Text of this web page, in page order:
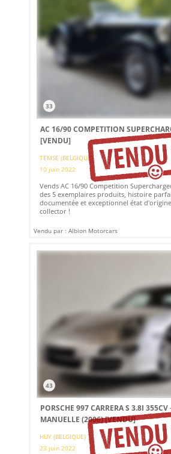
33
AC 16/90 COMPETITION
[VENDU]
TEMSE (BELGIQUE)
10 juin 2022
Vends AC 16/90 Competition
des 5 exemplaires produits, histoire
documentée et exceptionnel état
collector !
Vendu par : Albion Motorcars
43
PORSCHE 997 CARRERA S 3.8I 355CV
MANUELLE (2006)[VENDU]
HUY (BELGIQUE)
23 juin 2022